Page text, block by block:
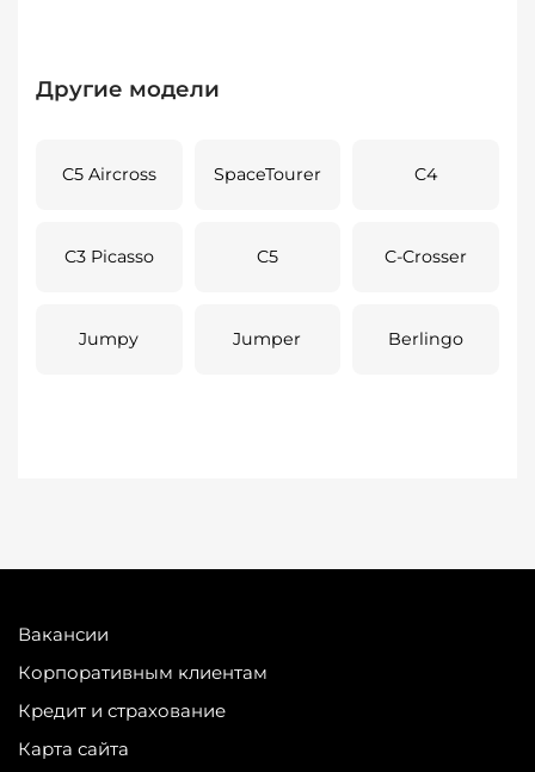
Другие модели
C5 Aircross SpaceTourer C4
C3 Picasso C5 C-Crosser
Jumpy Jumper Berlingo
Вакансии
Корпоративным клиентам
Кредит и страхование
Карта сайта